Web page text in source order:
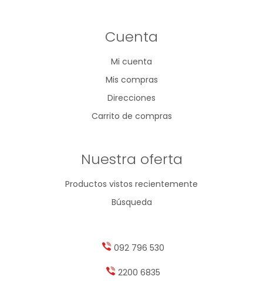
Cuenta
Mi cuenta
Mis compras
Direcciones
Carrito de compras
Nuestra oferta
Productos vistos recientemente
Búsqueda
092 796 530
2200 6835